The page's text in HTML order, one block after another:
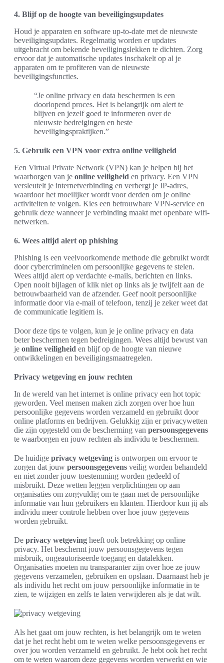
4. Blijf op de hoogte van beveiligingsupdates
Houd je apparaten en software up-to-date met de nieuwste
beveiligingsupdates. Regelmatig worden er updates
uitgebracht om bekende beveiligingslekken te dichten. Zorg
ervoor dat je automatische updates inschakelt op al je
apparaten om te profiteren van de nieuwste
beveiligingsfuncties.
“Je online privacy en data beschermen is een
doorlopend proces. Het is belangrijk om alert te
blijven en jezelf goed te informeren over de
nieuwste bedreigingen en beste
beveiligingspraktijken.”
5. Gebruik een VPN voor extra online veiligheid
Een Virtual Private Network (VPN) kan je helpen bij het
waarborgen van je online veiligheid en privacy. Een VPN
versleutelt je internetverbinding en verbergt je IP-adres,
waardoor het moeilijker wordt voor derden om je online
activiteiten te volgen. Kies een betrouwbare VPN-service en
gebruik deze wanneer je verbinding maakt met openbare wifi-
netwerken.
6. Wees altijd alert op phishing
Phishing is een veelvoorkomende methode die gebruikt wordt
door cybercriminelen om persoonlijke gegevens te stelen.
Wees altijd alert op verdachte e-mails, berichten en links.
Open nooit bijlagen of klik niet op links als je twijfelt aan de
betrouwbaarheid van de afzender. Geef nooit persoonlijke
informatie door via e-mail of telefoon, tenzij je zeker weet dat
de communicatie legitiem is.
Door deze tips te volgen, kun je je online privacy en data
beter beschermen tegen bedreigingen. Wees altijd bewust van
je online veiligheid en blijf op de hoogte van nieuwe
ontwikkelingen en beveiligingsmaatregelen.
Privacy wetgeving en jouw rechten
In de wereld van het internet is online privacy een hot topic
geworden. Veel mensen maken zich zorgen over hoe hun
persoonlijke gegevens worden verzameld en gebruikt door
online platforms en bedrijven. Gelukkig zijn er privacywetten
die zijn opgesteld om de bescherming van persoonsgegevens
te waarborgen en jouw rechten als individu te beschermen.
De huidige privacy wetgeving is ontworpen om ervoor te
zorgen dat jouw persoonsgegevens veilig worden behandeld
en niet zonder jouw toestemming worden gedeeld of
misbruikt. Deze wetten leggen verplichtingen op aan
organisaties om zorgvuldig om te gaan met de persoonlijke
informatie van hun gebruikers en klanten. Hierdoor kun jij als
individu meer controle hebben over hoe jouw gegevens
worden gebruikt.
De privacy wetgeving heeft ook betrekking op online
privacy. Het beschermt jouw persoonsgegevens tegen
misbruik, ongeautoriseerde toegang en datalekken.
Organisaties moeten nu transparanter zijn over hoe ze jouw
gegevens verzamelen, gebruiken en opslaan. Daarnaast heb je
als individu het recht om jouw persoonlijke informatie in te
zien, te wijzigen en zelfs te laten verwijderen als je dat wilt.
Als het gaat om jouw rechten, is het belangrijk om te weten
dat je het recht hebt om te weten welke persoonsgegevens er
over jou worden verzameld en gebruikt. Je hebt ook het recht
om te weten waarom deze gegevens worden verwerkt en wie